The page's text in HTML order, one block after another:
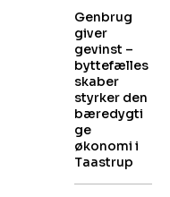
Genbrug
giver
gevinst –
byttefælles
skaber
styrker den
bæredygti
ge
økonomi i
Taastrup